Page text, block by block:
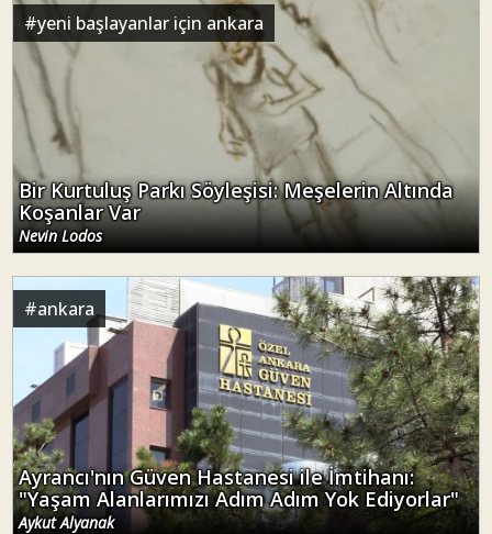
#yeni başlayanlar için ankara
Bir Kurtuluş Parkı Söyleşisi: Meşelerin Altında
Koşanlar Var
Nevin Lodos
#ankara
Ayrancı'nın Güven Hastanesi ile İmtihanı:
"Yaşam Alanlarımızı Adım Adım Yok Ediyorlar"
Aykut Alyanak